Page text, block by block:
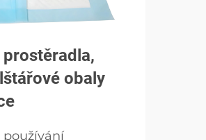
obaly
používání